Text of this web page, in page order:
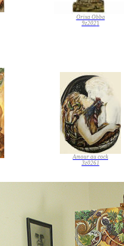
Orixa Obba
9z2021
Amour au cock
3z0261